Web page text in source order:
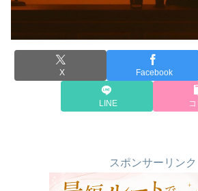
X Facebook
LINE
スポンサーリンク